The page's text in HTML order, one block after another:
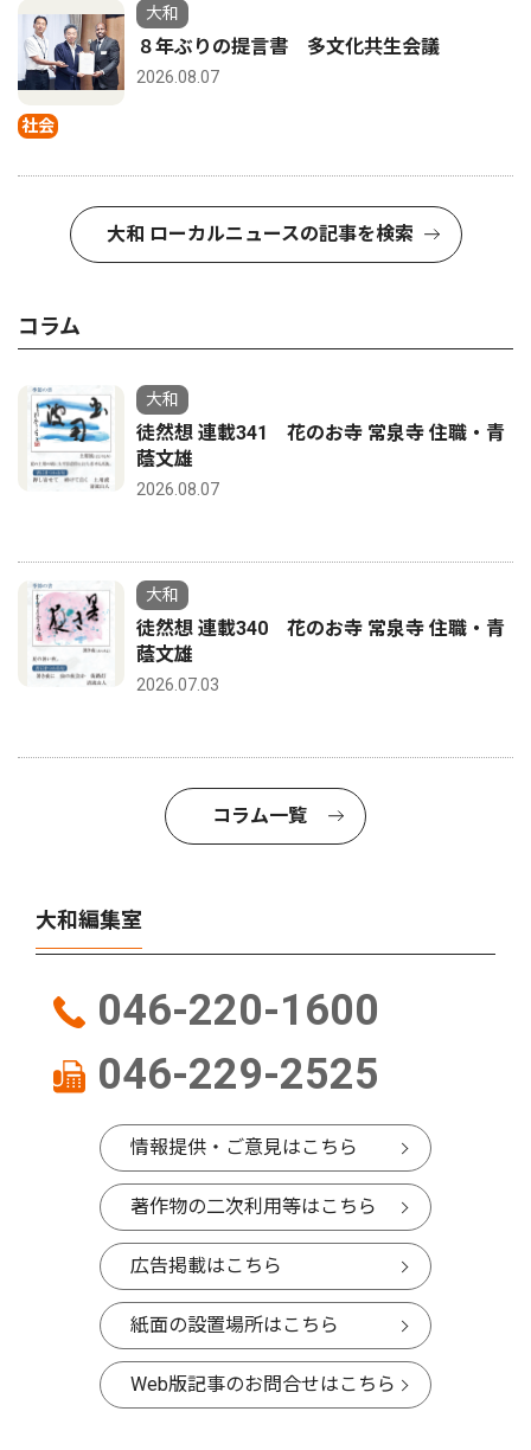
社会
大和
８年ぶりの提言書 多文化共生会議
2026.08.07
大和 ローカルニュースの記事を検索
コラム
大和
徒然想 連載341 花のお寺 常泉寺 住職・青
蔭文雄
2026.08.07
大和
徒然想 連載340 花のお寺 常泉寺 住職・青
蔭文雄
2026.07.03
コラム一覧
大和編集室
046-220-1600
046-229-2525
情報提供・ご意見はこちら
著作物の二次利用等はこちら
広告掲載はこちら
紙面の設置場所はこちら
Web版記事のお問合せはこちら